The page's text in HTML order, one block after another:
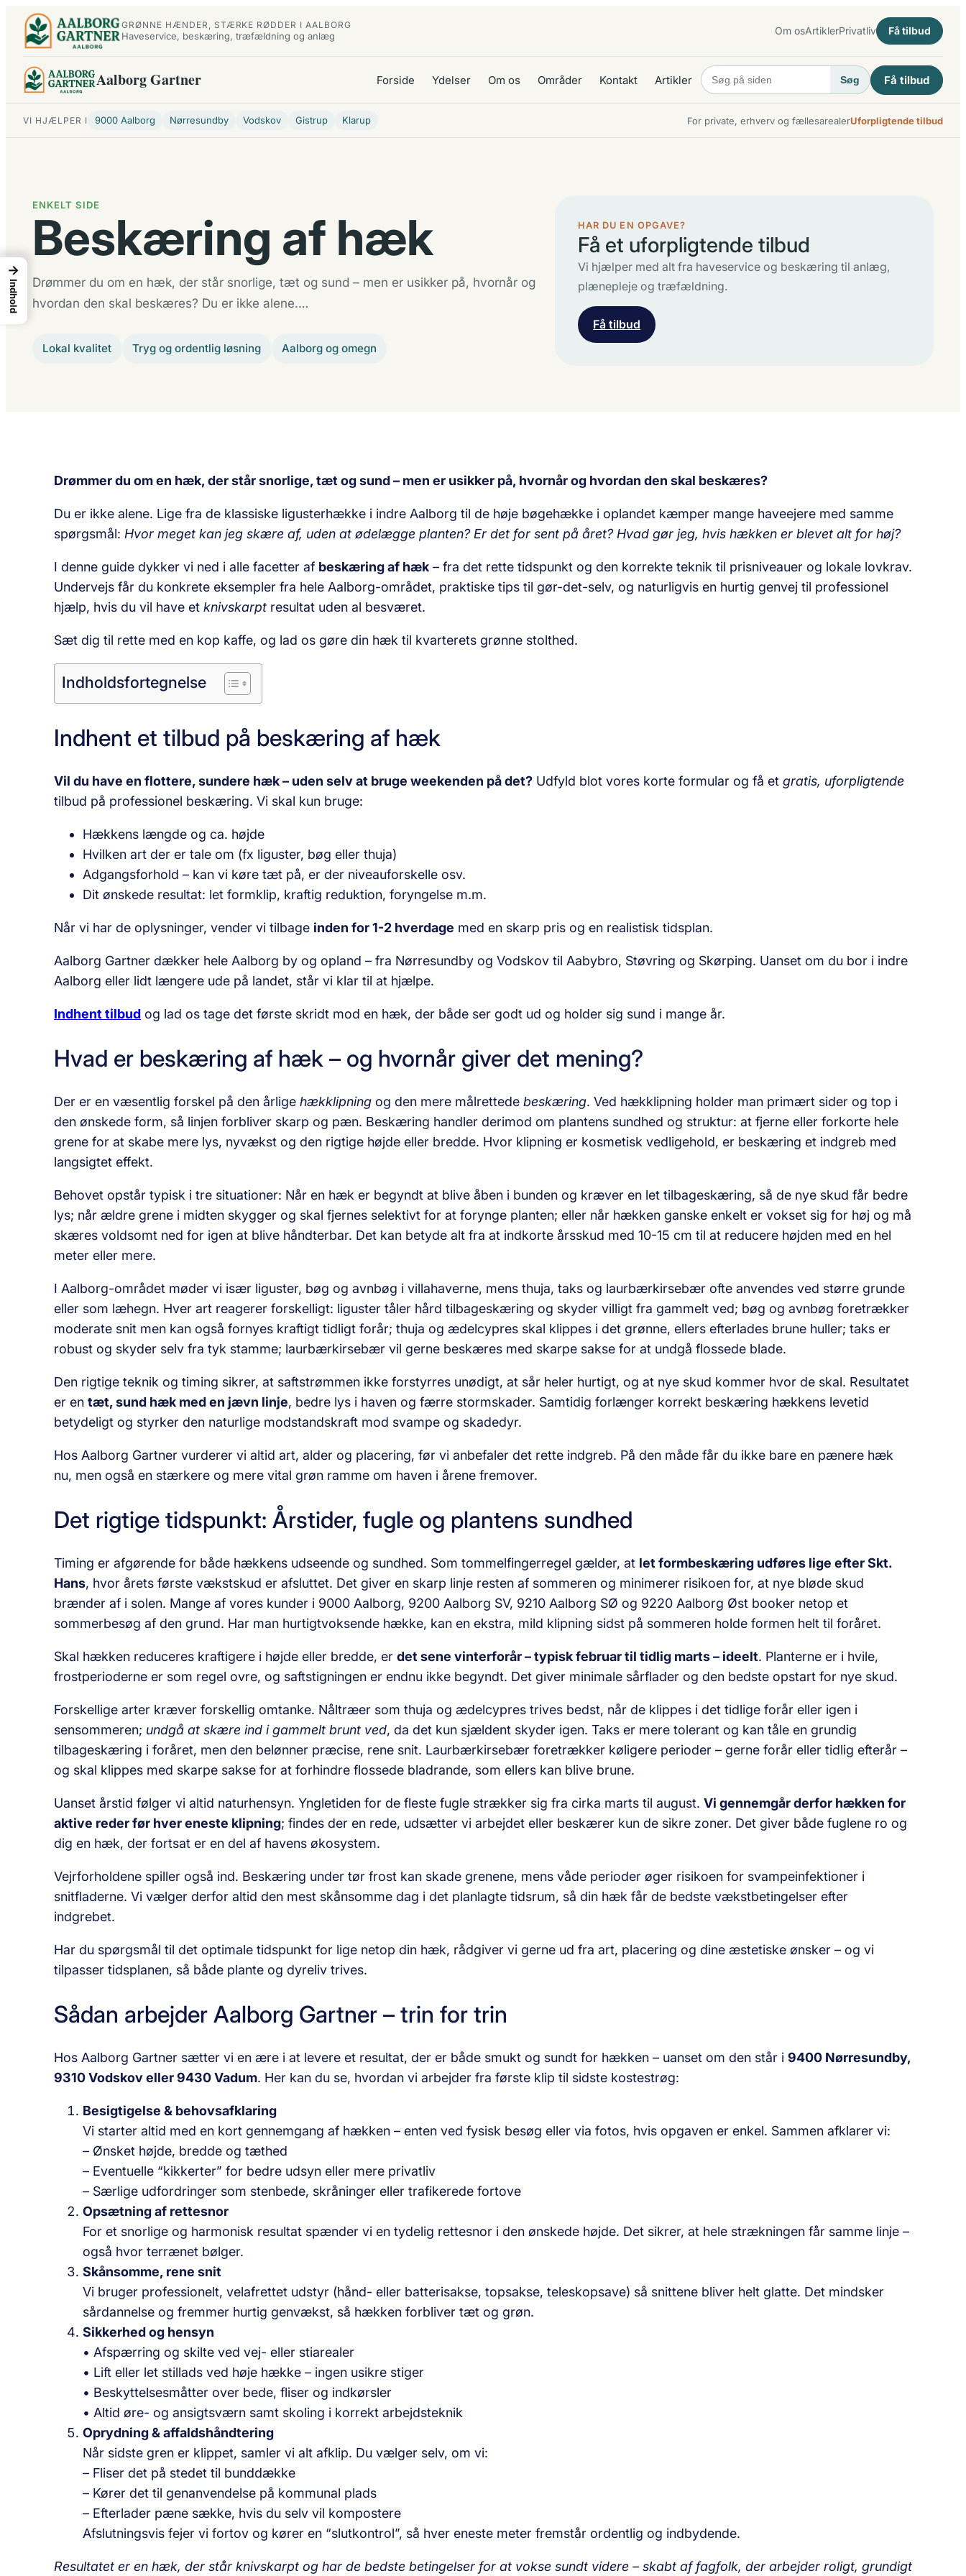
Spring
GRØNNE HÆNDER, STÆRKE RØDDER I AALBORG
Haveservice, beskæring, træfældning og anlæg Om osArtiklerPrivatliv Få tilbud
Aalborg Gartner Forside Ydelser Om os Områder Kontakt Artikler Søg Få tilbud
VI HJÆLPER I 9000 Aalborg Nørresundby Vodskov Gistrup Klarup For private, erhverv og fællesarealerUforpligtende tilbud
ENKELT SIDE
Beskæring af hæk
Drømmer du om en hæk, der står snorlige, tæt og sund – men er usikker på, hvornår og
hvordan den skal beskæres? Du er ikke alene.…
Lokal kvalitet Tryg og ordentlig løsning Aalborg og omegn
HAR DU EN OPGAVE?
Få et uforpligtende tilbud
Vi hjælper med alt fra haveservice og beskæring til anlæg,
plænepleje og træfældning.
Få tilbud
Drømmer du om en hæk, der står snorlige, tæt og sund – men er usikker på, hvornår og hvordan den skal beskæres?
Du er ikke alene. Lige fra de klassiske ligusterhække i indre Aalborg til de høje bøgehække i oplandet kæmper mange haveejere med samme
spørgsmål: Hvor meget kan jeg skære af, uden at ødelægge planten? Er det for sent på året? Hvad gør jeg, hvis hækken er blevet alt for høj?
I denne guide dykker vi ned i alle facetter af beskæring af hæk– fra det rette tidspunkt og den korrekte teknik til prisniveauer og lokale lovkrav.
Undervejs får du konkrete eksempler fra hele Aalborg-området, praktiske tips til gør-det-selv, og naturligvis en hurtig genvej til professionel
hjælp, hvis du vil have et knivskarptresultat uden al besværet.
Sæt dig til rette med en kop kaffe, og lad os gøre din hæk til kvarterets grønne stolthed.
Indholdsfortegnelse
Indhent et tilbud på beskæring af hæk
Vil du have en flottere, sundere hæk – uden selv at bruge weekenden på det?Udfyld blot vores korte formular og få et gratis, uforpligtende
tilbud på professionel beskæring. Vi skal kun bruge:
Hækkens længde og ca. højde
Hvilken art der er tale om (fx liguster, bøg eller thuja)
Adgangsforhold – kan vi køre tæt på, er der niveauforskelle osv.
Dit ønskede resultat: let formklip, kraftig reduktion, foryngelse m.m.
Når vi har de oplysninger, vender vi tilbage inden for 1-2 hverdage med en skarp pris og en realistisk tidsplan.
Aalborg Gartner dækker hele Aalborg by og opland – fra Nørresundby og Vodskov til Aabybro, Støvring og Skørping. Uanset om du bor i indre
Aalborg eller lidt længere ude på landet, står vi klar til at hjælpe.
Indhent tilbudog lad os tage det første skridt mod en hæk, der både ser godt ud og holder sig sund i mange år.
Hvad er beskæring af hæk – og hvornår giver det mening?
Der er en væsentlig forskel på den årlige hækklipningog den mere målrettede beskæring. Ved hækklipning holder man primært sider og top i
den ønskede form, så linjen forbliver skarp og pæn. Beskæring handler derimod om plantens sundhed og struktur: at fjerne eller forkorte hele
grene for at skabe mere lys, nyvækst og den rigtige højde eller bredde. Hvor klipning er kosmetisk vedligehold, er beskæring et indgreb med
langsigtet effekt.
Behovet opstår typisk i tre situationer: Når en hæk er begyndt at blive åben i bunden og kræver en let tilbageskæring, så de nye skud får bedre
lys; når ældre grene i midten skygger og skal fjernes selektivt for at forynge planten; eller når hækken ganske enkelt er vokset sig for høj og må
skæres voldsomt ned for igen at blive håndterbar. Det kan betyde alt fra at indkorte årsskud med 10-15 cm til at reducere højden med en hel
meter eller mere.
I Aalborg-området møder vi især liguster, bøg og avnbøg i villahaverne, mens thuja, taks og laurbærkirsebær ofte anvendes ved større grunde
eller som læhegn. Hver art reagerer forskelligt: liguster tåler hård tilbage­skæring og skyder villigt fra gammelt ved; bøg og avnbøg foretrækker
moderate snit men kan også fornyes kraftigt tidligt forår; thuja og ædelcypres skal klippes i det grønne, ellers efterlades brune huller; taks er
robust og skyder selv fra tyk stamme; laurbærkirsebær vil gerne beskæres med skarpe sakse for at undgå flossede blade.
Den rigtige teknik og timing sikrer, at saftstrømmen ikke forstyrres unødigt, at sår heler hurtigt, og at nye skud kommer hvor de skal. Resultatet
er en tæt, sund hæk med en jævn linje, bedre lys i haven og færre stormskader. Samtidig forlænger korrekt beskæring hækkens levetid
betydeligt og styrker den naturlige modstandskraft mod svampe og skadedyr.
Hos Aalborg Gartner vurderer vi altid art, alder og placering, før vi anbefaler det rette indgreb. På den måde får du ikke bare en pænere hæk
nu, men også en stærkere og mere vital grøn ramme om haven i årene fremover.
Det rigtige tidspunkt: Årstider, fugle og plantens sundhed
Timing er afgørende for både hækkens udseende og sundhed. Som tommelfingerregel gælder, at let formbeskæring udføres lige efter Skt.
Hans, hvor årets første vækstskud er afsluttet. Det giver en skarp linje resten af sommeren og minimerer risikoen for, at nye bløde skud
brænder af i solen. Mange af vores kunder i 9000 Aalborg, 9200 Aalborg SV, 9210 Aalborg SØ og 9220 Aalborg Øst booker netop et
sommerbesøg af den grund. Har man hurtigtvoksende hække, kan en ekstra, mild klipning sidst på sommeren holde formen helt til foråret.
Skal hækken reduceres kraftigere i højde eller bredde, er det sene vinterforår – typisk februar til tidlig marts – ideelt. Planterne er i hvile,
frostperioderne er som regel ovre, og saftstigningen er endnu ikke begyndt. Det giver minimale sårflader og den bedste opstart for nye skud.
Forskellige arter kræver forskellig omtanke. Nåltræer som thuja og ædelcypres trives bedst, når de klippes i det tidlige forår eller igen i
sensommeren; undgå at skære ind i gammelt brunt ved, da det kun sjældent skyder igen. Taks er mere tolerant og kan tåle en grundig
tilbageskæring i foråret, men den belønner præcise, rene snit. Laurbærkirsebær foretrækker køligere perioder – gerne forår eller tidlig efterår –
og skal klippes med skarpe sakse for at forhindre flossede bladrande, som ellers kan blive brune.
Uanset årstid følger vi altid naturhensyn. Yngletiden for de fleste fugle strækker sig fra cirka marts til august. Vi gennemgår derfor hækken for
aktive reder før hver eneste klipning; findes der en rede, udsætter vi arbejdet eller beskærer kun de sikre zoner. Det giver både fuglene ro og
dig en hæk, der fortsat er en del af havens økosystem.
Vejrforholdene spiller også ind. Beskæring under tør frost kan skade grenene, mens våde perioder øger risikoen for svampeinfektioner i
snitfladerne. Vi vælger derfor altid den mest skånsomme dag i det planlagte tidsrum, så din hæk får de bedste vækstbetingelser efter
indgrebet.
Har du spørgsmål til det optimale tidspunkt for lige netop din hæk, rådgiver vi gerne ud fra art, placering og dine æstetiske ønsker – og vi
tilpasser tidsplanen, så både plante og dyreliv trives.
Sådan arbejder Aalborg Gartner – trin for trin
Hos Aalborg Gartner sætter vi en ære i at levere et resultat, der er både smukt og sundt for hækken – uanset om den står i 9400 Nørresundby,
9310 Vodskov eller 9430 Vadum. Her kan du se, hvordan vi arbejder fra første klip til sidste kostestrøg:
Besigtigelse & behovsafklaring
Vi starter altid med en kort gennemgang af hækken – enten ved fysisk besøg eller via fotos, hvis opgaven er enkel. Sammen afklarer vi:
– Ønsket højde, bredde og tæthed
– Eventuelle “kikkerter” for bedre udsyn eller mere privatliv
– Særlige udfordringer som stenbede, skråninger eller trafikerede fortove
Opsætning af rettesnor
For et snorlige og harmonisk resultat spænder vi en tydelig rettesnor i den ønskede højde. Det sikrer, at hele strækningen får samme linje –
også hvor terrænet bølger.
Skånsomme, rene snit
Vi bruger professionelt, velafrettet udstyr (hånd- eller batterisakse, topsakse, teleskopsave) så snittene bliver helt glatte. Det mindsker
sårdannelse og fremmer hurtig genvækst, så hækken forbliver tæt og grøn.
Sikkerhed og hensyn
• Afspærring og skilte ved vej- eller stiarealer
• Lift eller let stillads ved høje hække – ingen usikre stiger
• Beskyttelsesmåtter over bede, fliser og indkørsler
• Altid øre- og ansigtsværn samt skoling i korrekt arbejdsteknik
Oprydning & affaldshåndtering
Når sidste gren er klippet, samler vi alt afklip. Du vælger selv, om vi:
– Fliser det på stedet til bunddække
– Kører det til genanvendelse på kommunal plads
– Efterlader pæne sække, hvis du selv vil kompostere
Afslutningsvis fejer vi fortov og kører en “slutkontrol”, så hver eneste meter fremstår ordentlig og indbydende.
Resultatet er en hæk, der står knivskarpt og har de bedste betingelser for at vokse sundt videre – skabt af fagfolk, der arbejder roligt, grundigt
→
Indhold